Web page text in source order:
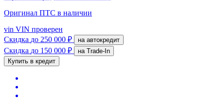
Оригинал ПТС в наличии
vin VIN проверен
Скидка до 250 000 ₽ на автокредит
Скидка до 150 000 ₽
на Trade-In
Купить в кредит